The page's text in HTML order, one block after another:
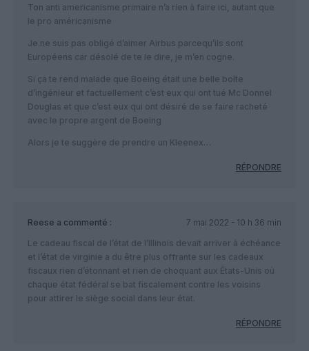
Ton anti americanisme primaire n’a rien à faire ici, autant que
le pro américanisme
Je.ne suis pas obligé d’aimer Airbus parcequ’ils sont
Européens car désolé de te le dire, je m’en cogne.
Si ça te rend malade que Boeing était une belle boîte
d’ingénieur et factuellement c’est eux qui ont tué Mc Donnel
Douglas et que c’est eux qui ont désiré de se faire racheté
avec le propre argent de Boeing
Alors je te suggère de prendre un Kleenex…
RÉPONDRE
Reese a commenté :
7 mai 2022 - 10 h 36 min
Le cadeau fiscal de l’état de l’Illinois devait arriver à échéance
et l’état de virginie a du être plus offrante sur les cadeaux
fiscaux rien d’étonnant et rien de choquant aux États-Unis où
chaque état fédéral se bat fiscalement contre les voisins
pour attirer le siège social dans leur état.
RÉPONDRE